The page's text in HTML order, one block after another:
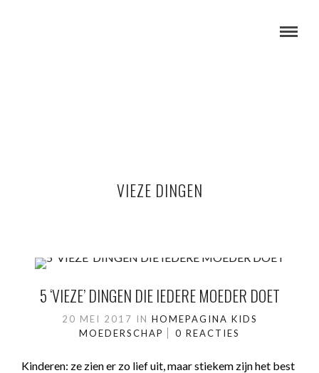
VIEZE DINGEN
5 ‘VIEZE’ DINGEN DIE IEDERE MOEDER DOET
20 MEI 2017 IN HOMEPAGINA KIDS
MOEDERSCHAP
0 REACTIES
Kinderen: ze zien er zo lief uit, maar stiekem zijn het best